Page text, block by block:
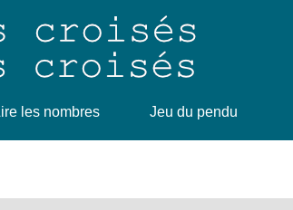
les nombres Jeu du pendu